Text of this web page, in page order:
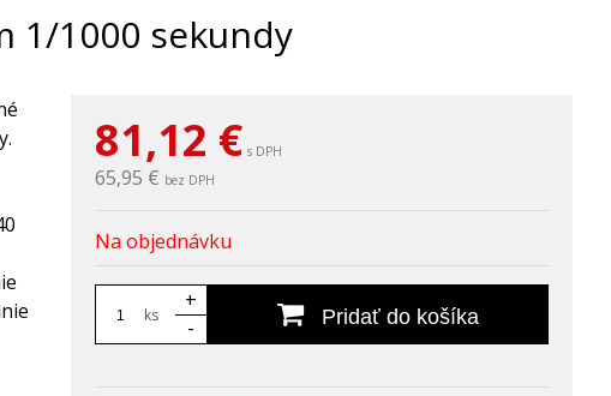
1/1000 sekundy
81,12 € s DPH
65,95 € bez DPH
Na objednávku
ks
+
-
Pridať do košíka